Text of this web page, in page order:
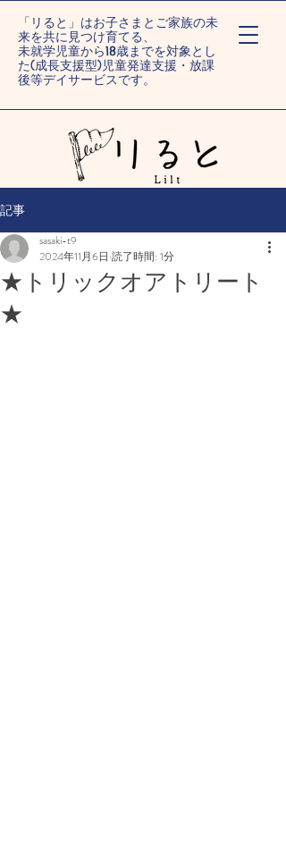
「リると」はお子さまとご家族の未
来を共に見つけ育てる、
未就学児童から18歳までを対象とし
た(成長支援型)児童発達支援・放課
後等デイサービスです。
記事
★トリックオアトリート
★
sasaki-t9
2024年11月6日 読了時間: 1分